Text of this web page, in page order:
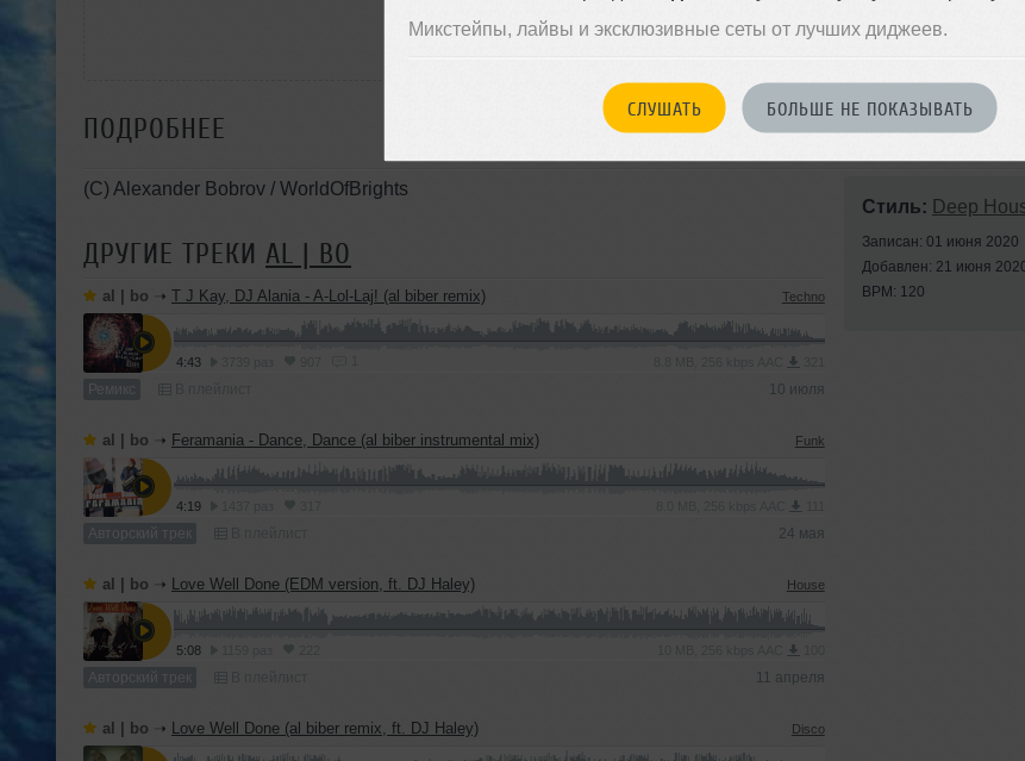
Микстейпы, лайвы и эксклюзивные сеты от лучших диджеев.
СЛУШАТЬ БОЛЬШЕ НЕ ПОКАЗЫВАТЬ
ПОДРОБНЕЕ
(C) Alexander Bobrov / WorldOfBrights
ДРУГИЕ ТРЕКИ AL | BO
al | bo ➝ T J Kay, DJ Alania - A-Lol-Laj! (al biber remix) Techno
4:43
Ремикс 10 июля
al | bo ➝ Feramania - Dance, Dance (al biber instrumental mix) Funk
4:19
Авторский трек 24 мая
al | bo ➝ Love Well Done (EDM version, ft. DJ Haley) House
5:08
Авторский трек 11 апреля
al | bo ➝ Love Well Done (al biber remix, ft. DJ Haley) Disco
Стиль: Deep
Записан: 01 июня 2020
Добавлен: 21 июня
BPM: 120